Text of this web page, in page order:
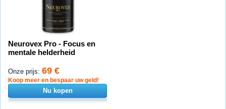
Neurovex Pro - Focus en
mentale helderheid
Onze prijs: 69 €
Koop meer en bespaar uw geld!
Nu kopen